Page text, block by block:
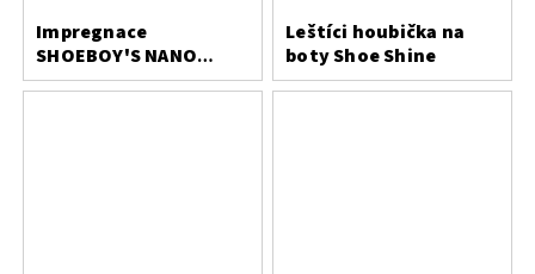
Impregnace
SHOEBOY'S NANO
PROTECT 400 ml
Leštíci houbička na
boty Shoe Shine